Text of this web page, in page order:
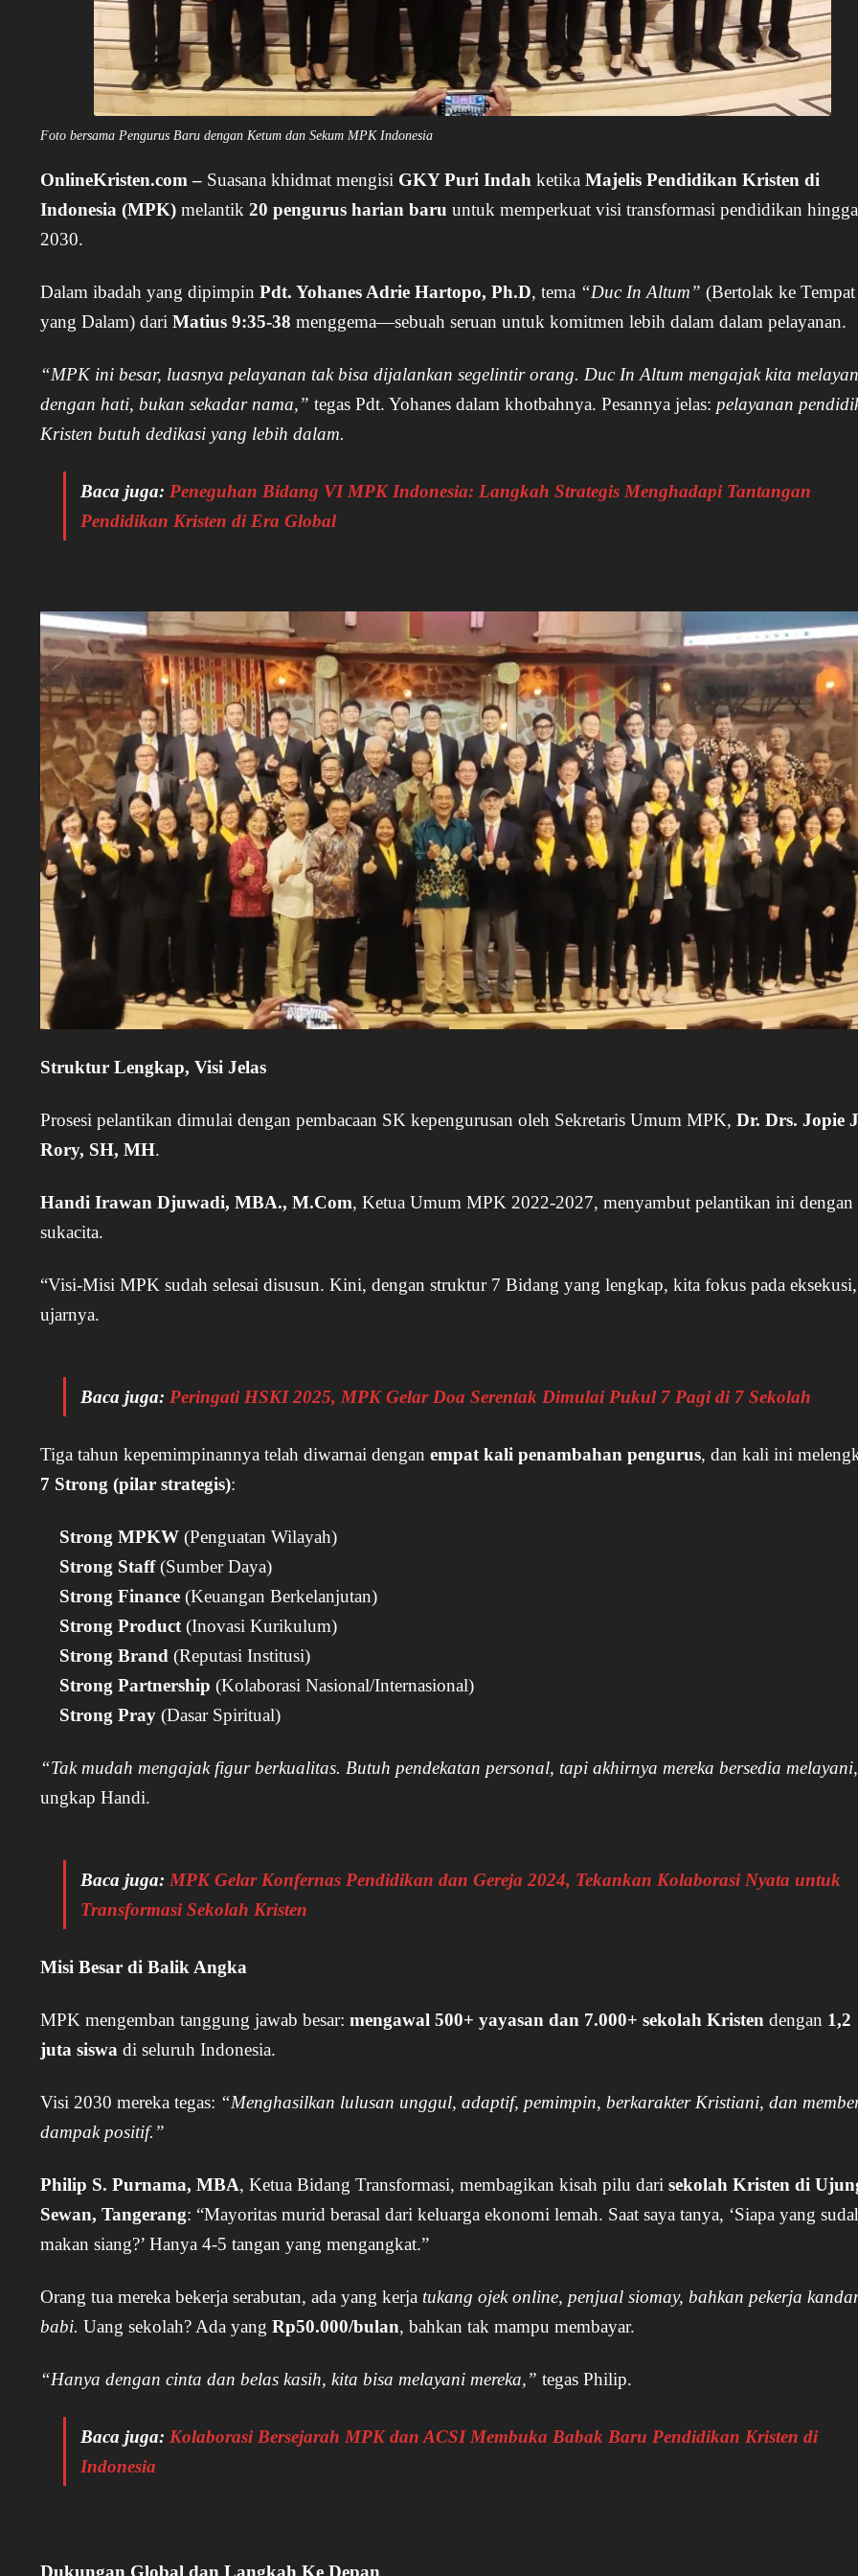
Foto bersama Pengurus Baru dengan Ketum dan Sekum MPK Indonesia
OnlineKristen.com – Suasana khidmat mengisi GKY Puri Indah ketika Majelis Pendidikan Kristen di
Indonesia (MPK) melantik 20 pengurus harian baru untuk memperkuat visi transformasi pendidikan hingga
2030.
Dalam ibadah yang dipimpin Pdt. Yohanes Adrie Hartopo, Ph.D, tema “Duc In Altum” (Bertolak ke Tempat
yang Dalam) dari Matius 9:35-38 menggema—sebuah seruan untuk komitmen lebih dalam dalam pelayanan.
“MPK ini besar, luasnya pelayanan tak bisa dijalankan segelintir orang. Duc In Altum mengajak kita
dengan hati, bukan sekadar nama,” tegas Pdt. Yohanes dalam khotbahnya. Pesannya jelas: pelayanan
Kristen butuh dedikasi yang lebih dalam.
Baca juga: Peneguhan Bidang VI MPK Indonesia: Langkah Strategis Menghadapi Tantangan
Pendidikan Kristen di Era Global
Struktur Lengkap, Visi Jelas
Prosesi pelantikan dimulai dengan pembacaan SK kepengurusan oleh Sekretaris Umum MPK, Dr. Drs. Jopie
Rory, SH, MH.
Handi Irawan Djuwadi, MBA., M.Com, Ketua Umum MPK 2022-2027, menyambut pelantikan ini dengan
sukacita.
“Visi-Misi MPK sudah selesai disusun. Kini, dengan struktur 7 Bidang yang lengkap, kita fokus pada
ujarnya.
Baca juga: Peringati HSKI 2025, MPK Gelar Doa Serentak Dimulai Pukul 7 Pagi di 7 Sekolah
Tiga tahun kepemimpinannya telah diwarnai dengan empat kali penambahan pengurus, dan kali ini
7 Strong (pilar strategis):
Strong MPKW (Penguatan Wilayah)
Strong Staff(Sumber Daya)
Strong Finance (Keuangan Berkelanjutan)
Strong Product (Inovasi Kurikulum)
Strong Brand (Reputasi Institusi)
Strong Partnership (Kolaborasi Nasional/Internasional)
Strong Pray (Dasar Spiritual)
“Tak mudah mengajak figur berkualitas. Butuh pendekatan personal, tapi akhirnya mereka bersedia
ungkap Handi.
Baca juga: MPK Gelar Konfernas Pendidikan dan Gereja 2024, Tekankan Kolaborasi Nyata untuk
Transformasi Sekolah Kristen
Misi Besar di Balik Angka
MPK mengemban tanggung jawab besar: mengawal 500+ yayasan dan 7.000+ sekolah Kristen dengan 1,2
juta siswa di seluruh Indonesia.
Visi 2030 mereka tegas: “Menghasilkan lulusan unggul, adaptif, pemimpin, berkarakter Kristiani, dan
dampak positif.”
Philip S. Purnama, MBA, Ketua Bidang Transformasi, membagikan kisah pilu dari sekolah Kristen di
Sewan, Tangerang: “Mayoritas murid berasal dari keluarga ekonomi lemah. Saat saya tanya, ‘Siapa yang
makan siang?’ Hanya 4-5 tangan yang mengangkat.”
Orang tua mereka bekerja serabutan, ada yang kerja tukang ojek online, penjual siomay, bahkan pekerja
babi. Uang sekolah? Ada yang Rp50.000/bulan, bahkan tak mampu membayar.
“Hanya dengan cinta dan belas kasih, kita bisa melayani mereka,” tegas Philip.
Baca juga: Kolaborasi Bersejarah MPK dan ACSI Membuka Babak Baru Pendidikan Kristen di
Indonesia
Dukungan Global dan Langkah Ke Depan